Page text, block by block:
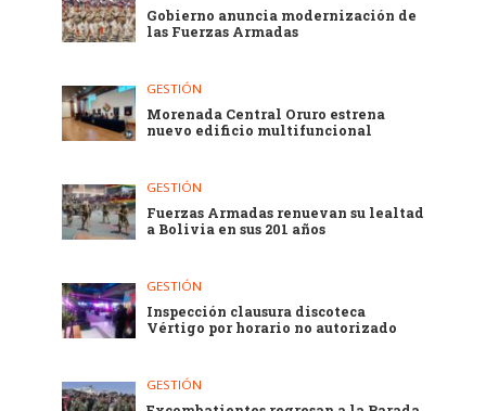
Gobierno anuncia modernización de
las Fuerzas Armadas
GESTIÓN
Morenada Central Oruro estrena
nuevo edificio multifuncional
GESTIÓN
Fuerzas Armadas renuevan su lealtad
a Bolivia en sus 201 años
GESTIÓN
Inspección clausura discoteca
Vértigo por horario no autorizado
GESTIÓN